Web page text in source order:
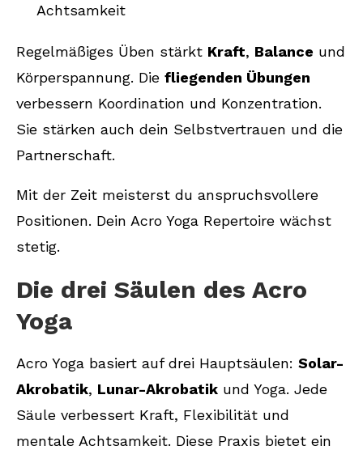
Achtsamkeit
Regelmäßiges Üben stärkt Kraft, Balance und
Körperspannung. Die fliegenden Übungen
verbessern Koordination und Konzentration.
Sie stärken auch dein Selbstvertrauen und die
Partnerschaft.
Mit der Zeit meisterst du anspruchsvollere
Positionen. Dein Acro Yoga Repertoire wächst
stetig.
Die drei Säulen des Acro
Yoga
Acro Yoga basiert auf drei Hauptsäulen: Solar-
Akrobatik, Lunar-Akrobatik und Yoga. Jede
Säule verbessert Kraft, Flexibilität und
mentale Achtsamkeit. Diese Praxis bietet ein